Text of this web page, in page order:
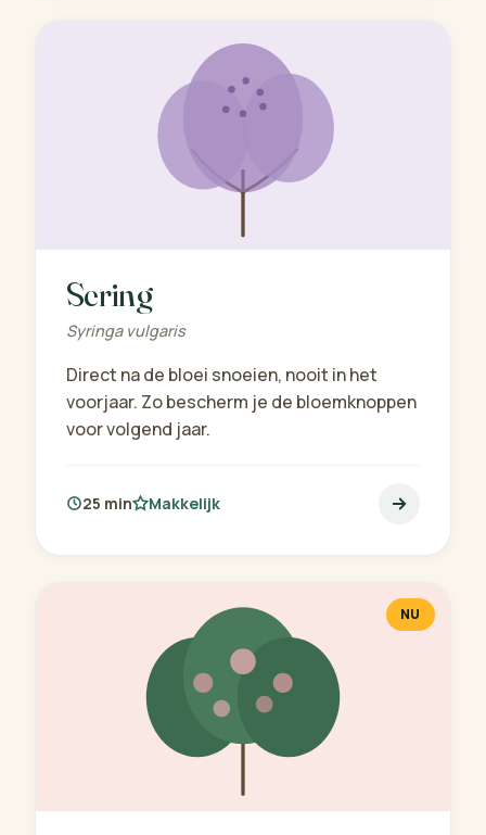
Sering
Syringa vulgaris
Direct na de bloei snoeien, nooit in het
voorjaar. Zo bescherm je de bloemknoppen
voor volgend jaar.
25 min Makkelijk
NU